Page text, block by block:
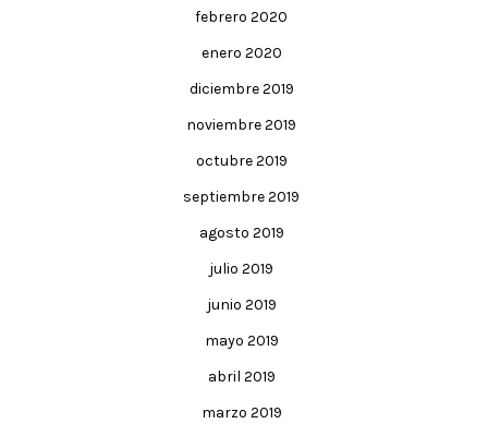
febrero 2020
enero 2020
diciembre 2019
noviembre 2019
octubre 2019
septiembre 2019
agosto 2019
julio 2019
junio 2019
mayo 2019
abril 2019
marzo 2019